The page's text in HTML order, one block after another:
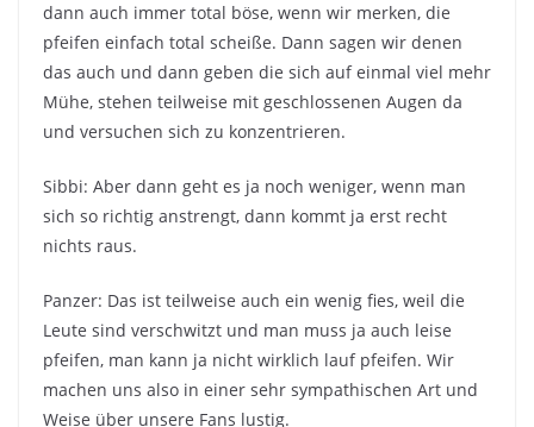
dann auch immer total böse, wenn wir merken, die
pfeifen einfach total scheiße. Dann sagen wir denen
das auch und dann geben die sich auf einmal viel mehr
Mühe, stehen teilweise mit geschlossenen Augen da
und versuchen sich zu konzentrieren.
Sibbi: Aber dann geht es ja noch weniger, wenn man
sich so richtig anstrengt, dann kommt ja erst recht
nichts raus.
Panzer: Das ist teilweise auch ein wenig fies, weil die
Leute sind verschwitzt und man muss ja auch leise
pfeifen, man kann ja nicht wirklich lauf pfeifen. Wir
machen uns also in einer sehr sympathischen Art und
Weise über unsere Fans lustig.